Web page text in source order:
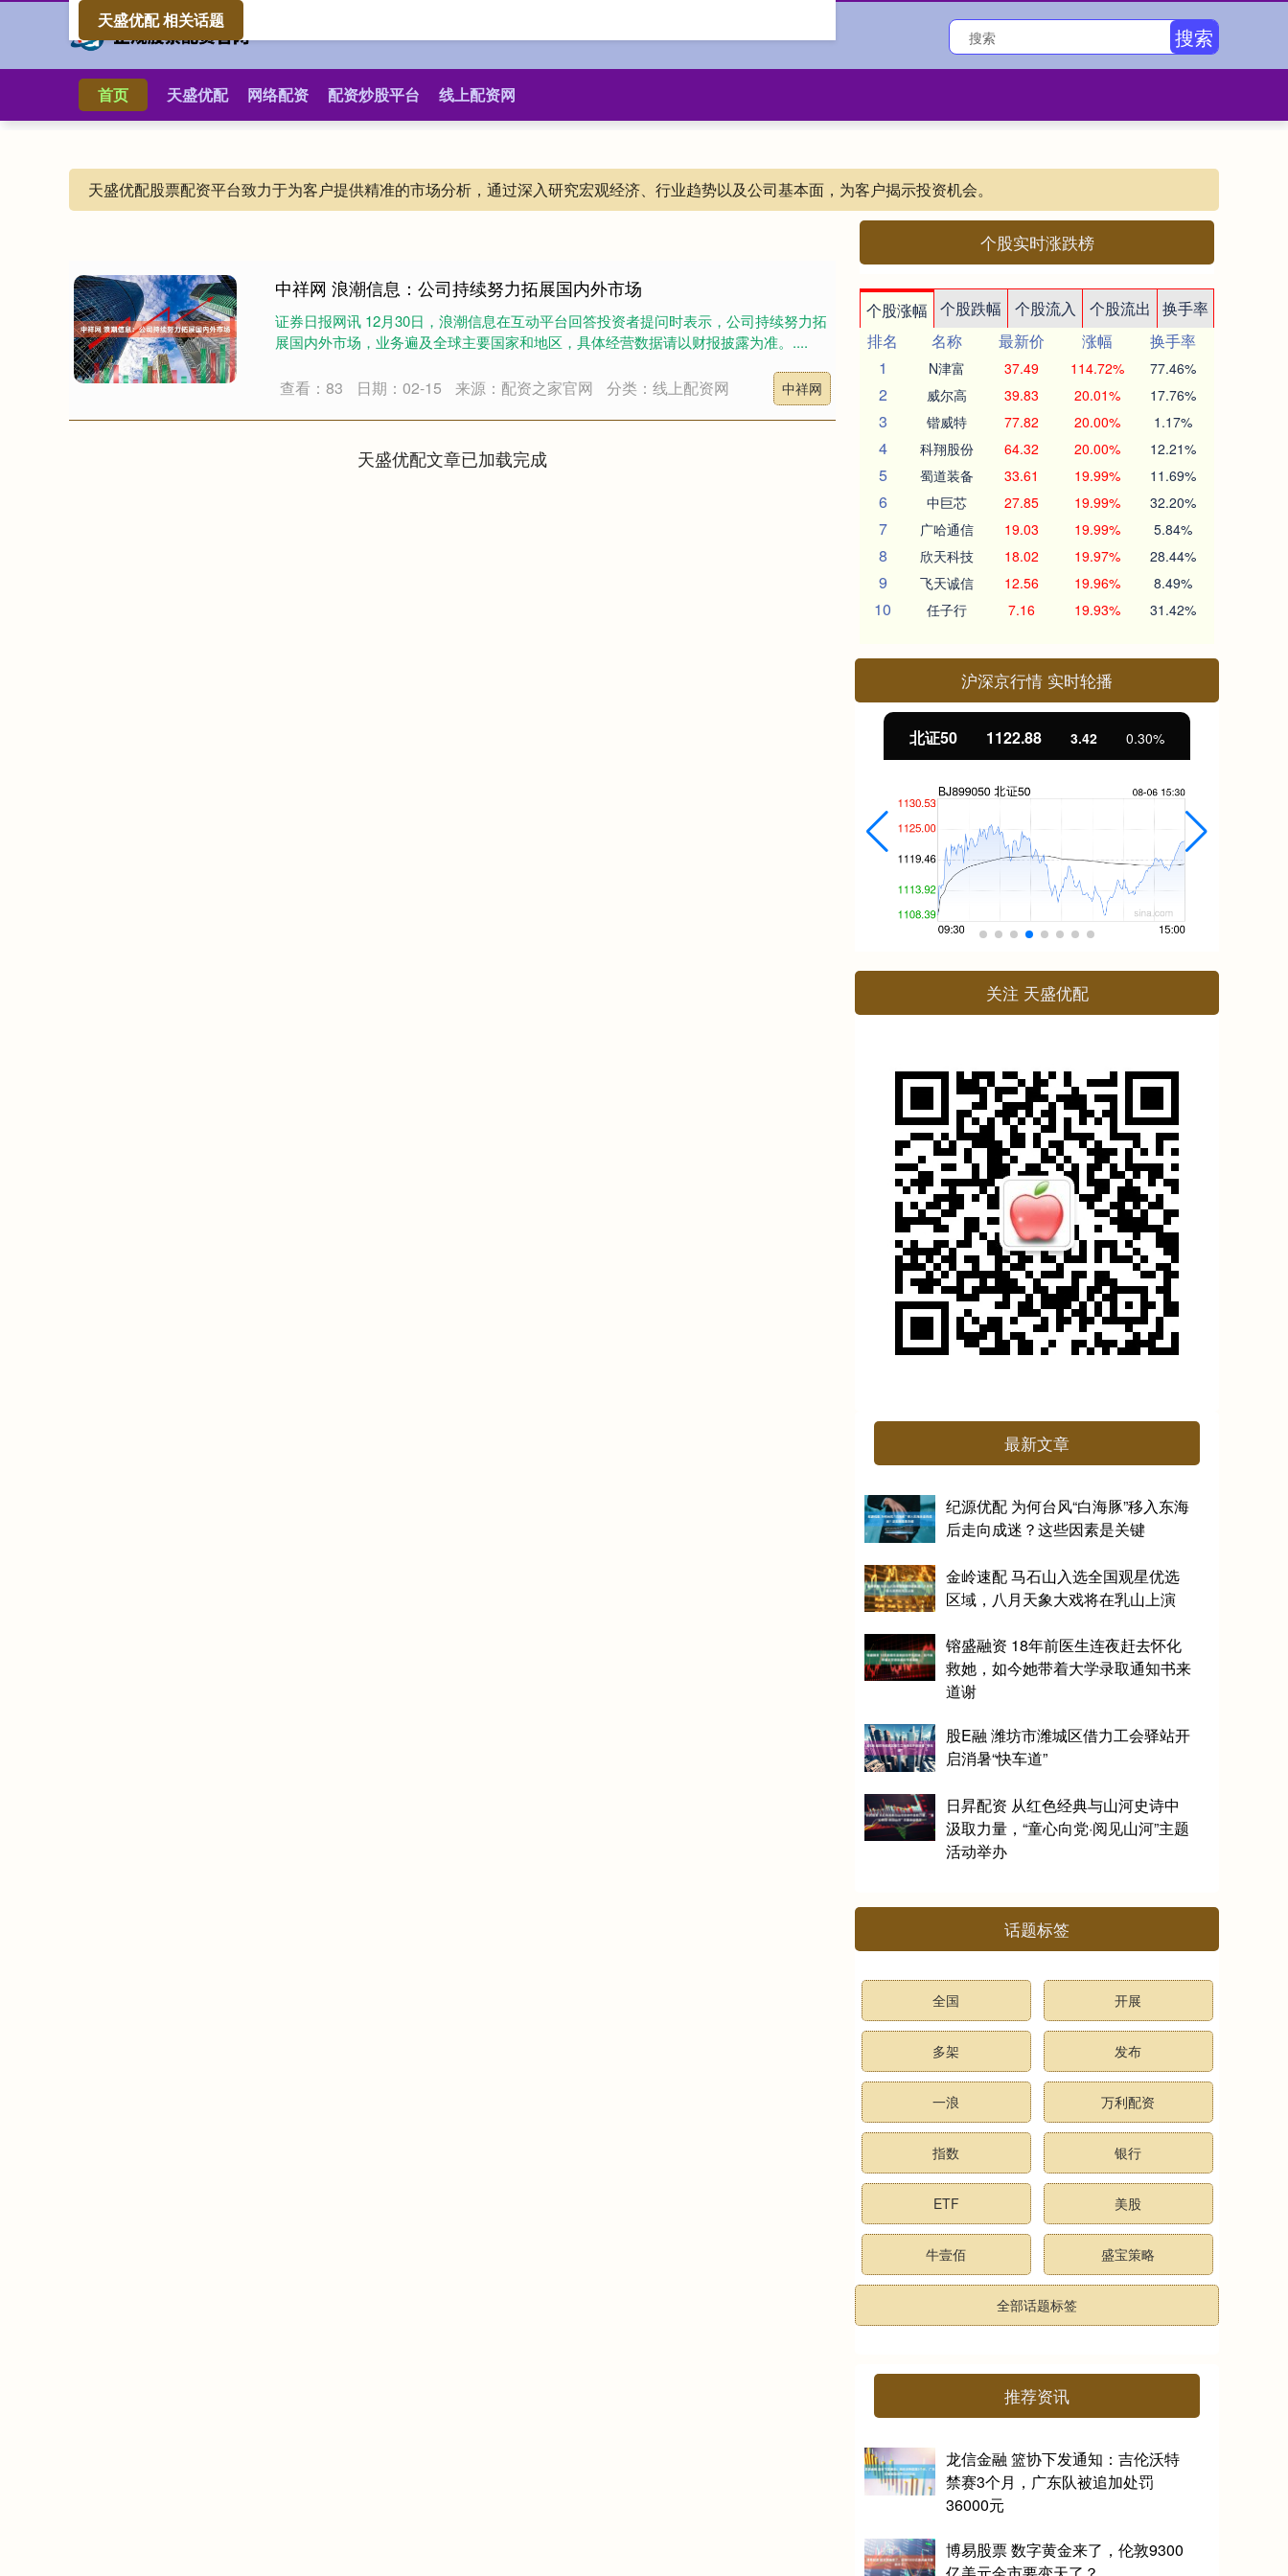
搜索
首页 天盛优配 网络配资 配资炒股平台 线上配资网
天盛优配股票配资平台致力于为客户提供精准的市场分析，通过深入研究宏观经济、行业趋势以及公司基本面，为客户揭示投资机会。
天盛优配 相关话题
中祥网 浪潮信息：公司持续努力拓展国内外市场
证券日报网讯 12月30日，浪潮信息在互动平台回答投资者提问时表示，公司持续努力拓
展国内外市场，业务遍及全球主要国家和地区，具体经营数据请以财报披露为准。....
查看：83 日期：02-15 来源：配资之家官网 分类：线上配资网 中祥网
天盛优配文章已加载完成
个股实时涨跌榜
个股涨幅 个股跌幅 个股流入 个股流出
换手率
排名
名称 最新价 涨幅
换手率
1
N津富 37.49 114.72% 77.46%
2 威尔高 39.83 20.01% 17.76%
3 锴威特 77.82 20.00% 1.17%
4 科翔股份 64.32 20.00% 12.21%
5 蜀道装备 33.61 19.99% 11.69%
6 中巨芯 27.85 19.99% 32.20%
7 广哈通信 19.03 19.99% 5.84%
8 欣天科技 18.02 19.97% 28.44%
9 飞天诚信 12.56 19.96% 8.49%
10 任子行 7.16 19.93% 31.42%
沪深京行情 实时轮播
北证50 1122.88 3.42 0.30%
关注 天盛优配
最新文章
纪源优配 为何台风“白海豚”移入东海
后走向成迷？这些因素是关键
金岭速配 马石山入选全国观星优选
区域，八月天象大戏将在乳山上演
镕盛融资 18年前医生连夜赶去怀化
救她，如今她带着大学录取通知书来
道谢
股E融 潍坊市潍城区借力工会驿站开
启消暑“快车道”
日昇配资 从红色经典与山河史诗中
汲取力量，“童心向党·阅见山河”主题
活动举办
话题标签
全国 开展
多架 发布
一浪 万利配资
指数 银行
ETF 美股
牛壹佰 盛宝策略
全部话题标签
推荐资讯
龙信金融 篮协下发通知：吉伦沃特
禁赛3个月，广东队被追加处罚
36000元
博易股票 数字黄金来了，伦敦9300